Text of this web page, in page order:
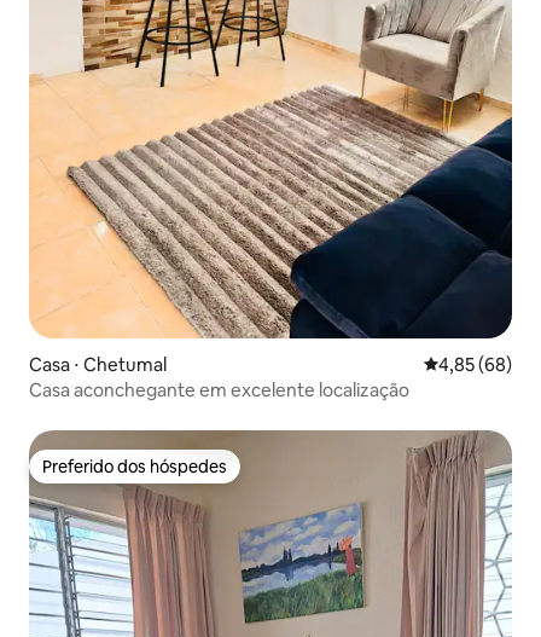
Casa ⋅ Chetumal 4,85 de uma
4,85 (68)
Casa aconchegante em excelente localização
Preferido dos hóspedes
Preferido dos hóspedes